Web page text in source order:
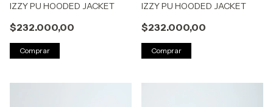
IZZY PU HOODED JACKET
$232.000,00
Comprar
IZZY PU HOODED JACKET
$232.000,00
Comprar